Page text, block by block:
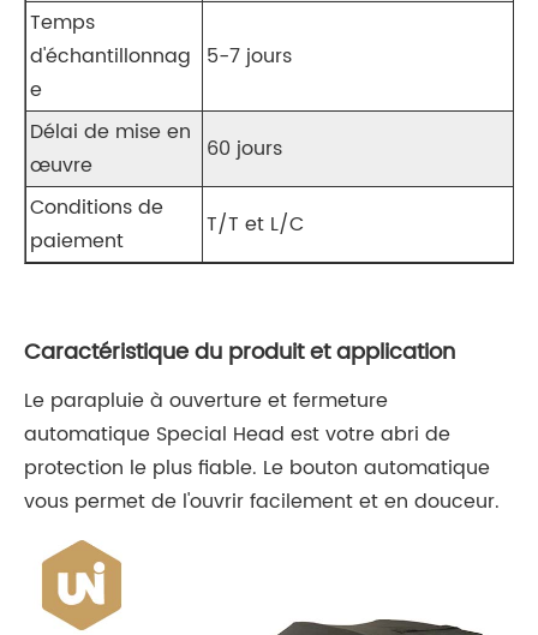
Temps
d'échantillonnag
e
5-7 jours
Délai de mise en
œuvre
60 jours
Conditions de
paiement
T/T et L/C
Caractéristique du produit et application
Le parapluie à ouverture et fermeture
automatique Special Head est votre abri de
protection le plus fiable. Le bouton automatique
vous permet de l'ouvrir facilement et en douceur.